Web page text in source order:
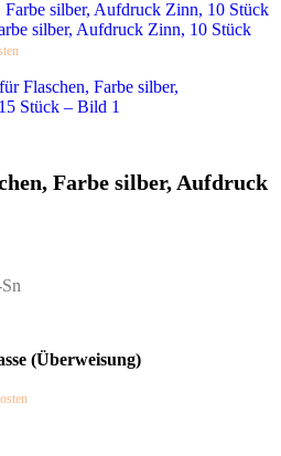
silber, Aufdruck Zinn, 10 Stück
Farbe silber, Aufdruck
(Überweisung)